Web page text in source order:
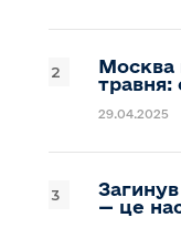
Москва
травня:
29.04.2025
— це